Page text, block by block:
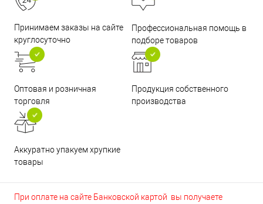
Принимаем заказы на сайте
круглосуточно
Профессиональная помощь в
подборе товаров
Оптовая и розничная
торговля
Продукция собственного
производства
Аккуратно упакуем хрупкие
товары
При оплате на сайте Банковской картой вы получаете